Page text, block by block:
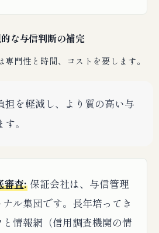
な与信判断の補完
門性と時間、コストを要します。
担を軽減し、より質の高い与
。
審査: 保証会社は、与信管理
ル集団です。長年培ってき
情報網（信用調査機関の情